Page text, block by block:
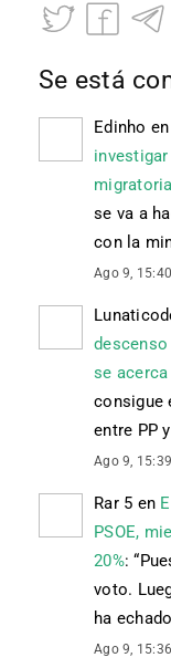
Se está
Edinho en
se va a
con la
Ago 9, 15:40
descenso
se acerca
consigue
entre PP
Ago 9, 15:39
Rar 5 en
PSOE,
20%: “
voto.
ha
Ago 9, 15:36